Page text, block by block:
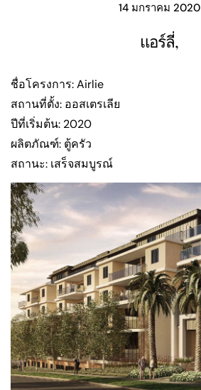
14 มกราคม 2020
แอร์ลี่,
ชื่อโครงการ: Airlie
สถานที่ตั้ง: ออสเตรเลีย
ปีที่เริ่มต้น: 2020
ผลิตภัณฑ์: ตู้ครัว
สถานะ: เสร็จสมบูรณ์